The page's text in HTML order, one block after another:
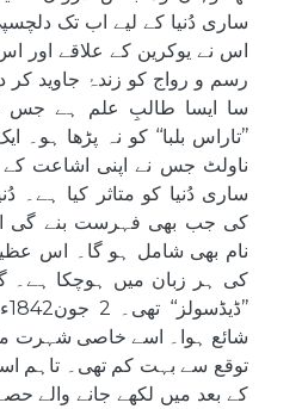
ساری دُنیا کے لیے اب تک
اس نے یوکرین کے علاقے اور
رسم و رواج کو زندۂ جاوید کر
سا ایسا طالبِ علم ہے جس
’’تاراس بلبا‘‘ کو نہ پڑھا ہو۔
ناولٹ جس نے اپنی اشاعت
ساری دُنیا کو متاثر کیا ہے۔
کی جب بھی فہرست بنے گی اس
نام بھی شامل ہو گا۔ اس
کی ہر زبان میں ہوچکا ہے۔
شائع ہوا۔ اسے خاصی شہرت
توقع سے بہت کم تھی۔ تاہم
کے بعد میں لکھے جانے والے